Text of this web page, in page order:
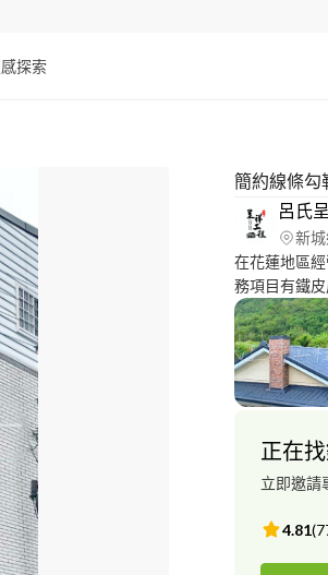
探索
簡約線條勾
呂氏
新
在花蓮地區
務項目有鐵
捲/大門、免
高的品質，
滿足客戶的
正常使用下
正在
立即邀請
4.81(